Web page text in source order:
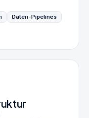
Daten-Pipelines